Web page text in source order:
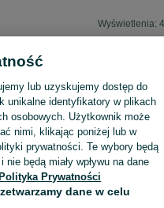
Wyświetlenia:
aby skontaktować się z
lub uzyskujemy dostęp do
unikalne identyfikatory w plikach
osobowych. Użytkownik może
nimi, klikając poniżej lub w
prywatności. Te wybory będą
będą miały wpływu na dane
Polityka Prywatności
dane w celu